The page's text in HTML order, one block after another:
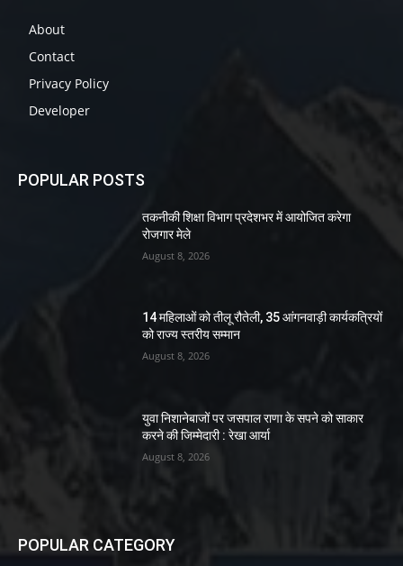
About
Contact
Privacy Policy
Developer
POPULAR POSTS
तकनीकी शिक्षा विभाग प्रदेशभर में आयोजित करेगा
रोजगार मेले
August 8, 2026
14 महिलाओं को तीलू रौतेली, 35 आंगनवाड़ी कार्यकत्रियों
को राज्य स्तरीय सम्मान
August 8, 2026
युवा निशानेबाजों पर जसपाल राणा के सपने को साकार
करने की जिम्मेदारी : रेखा आर्या
August 8, 2026
POPULAR CATEGORY